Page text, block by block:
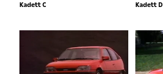
Kadett C Kadett D